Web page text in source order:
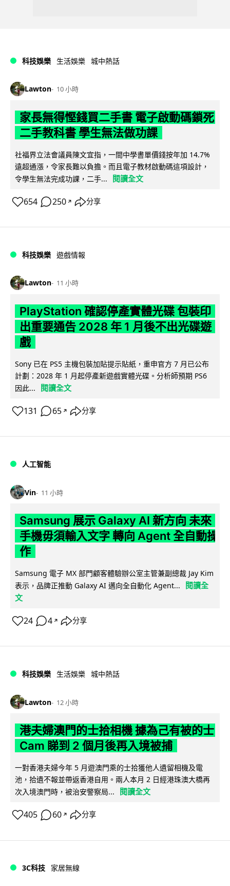
科技娛樂 生活娛樂 城中熱話
Lawton 10 小時
家長無得慳錢買二手書 電子啟動碼鎖死
二手教科書 學生無法做功課
社福界立法會議員陳文宜指，一間中學書單價錢按年加 14.7%
遠超通漲，令家長難以負擔。而且電子教材啟動碼這項設計，
令學生無法完成功課，二手...
閱讀全文
654 250 ↗ 分享
科技娛樂 遊戲情報
Lawton 11 小時
PlayStation 確認停產實體光碟 包裝印
出重要通告 2028 年 1 月後不出光碟遊
戲
Sony 已在 PS5 主機包裝加貼提示貼紙，重申官方 7 月已公布
計劃：2028 年 1 月起停產新遊戲實體光碟。分析師預期 PS6
因此...
閱讀全文
131 65 ↗ 分享
人工智能
Vin 11 小時
Samsung 展示 Galaxy AI 新方向 未來
手機毋須輸入文字 轉向 Agent 全自動操
作
Samsung 電子 MX 部門顧客體驗辦公室主管兼副總裁 Jay Kim
表示，品牌正推動 Galaxy AI 邁向全自動化 Agent...
閱讀全
文
24 4 ↗ 分享
科技娛樂 生活娛樂 城中熱話
Lawton 12 小時
港夫婦澳門的士拾相機 據為己有被的士
Cam 睇到 2 個月後再入境被捕
一對香港夫婦今年 5 月遊澳門乘的士拾獲他人遺留相機及電
池，拾遺不報並帶返香港自用。兩人本月 2 日經港珠澳大橋再
次入境澳門時，被治安警察局...
閱讀全文
405 60 ↗ 分享
3C科技 家居無線